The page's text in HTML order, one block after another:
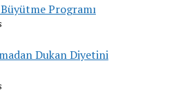
Programı
Dukan Diyetini